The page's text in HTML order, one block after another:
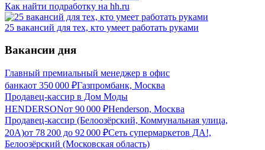
Как найти подработку на hh.ru
25 вакансий для тех, кто умеет работать руками
Вакансии дня
Главный премиальный менеджер в офис
банкаот 350 000 ₽Газпромбанк, Москва
Продавец-кассир в Дом Моды
HENDERSONот 90 000 ₽Henderson, Москва
Продавец-кассир (Белоозёрский, Коммунальная улица,
20А)от 78 200 до 92 000 ₽Сеть супермаркетов ДА!,
Белоозёрский (Московская область)